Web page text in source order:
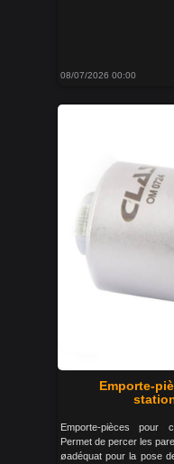
08/07/2026 00:00
Emporte-
Emporte-pièces pour
Permet de percer les
øadéquat pour la pose